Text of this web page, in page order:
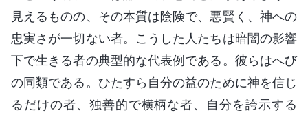
見えるものの、その本質は陰険で、悪賢く、神への
忠実さが一切ない者。こうした人たちは暗闇の影響
下で生きる者の典型的な代表例である。彼らはへび
の同類である。ひたすら自分の益のために神を信じ
るだけの者、独善的で横柄な者、自分を誇示する